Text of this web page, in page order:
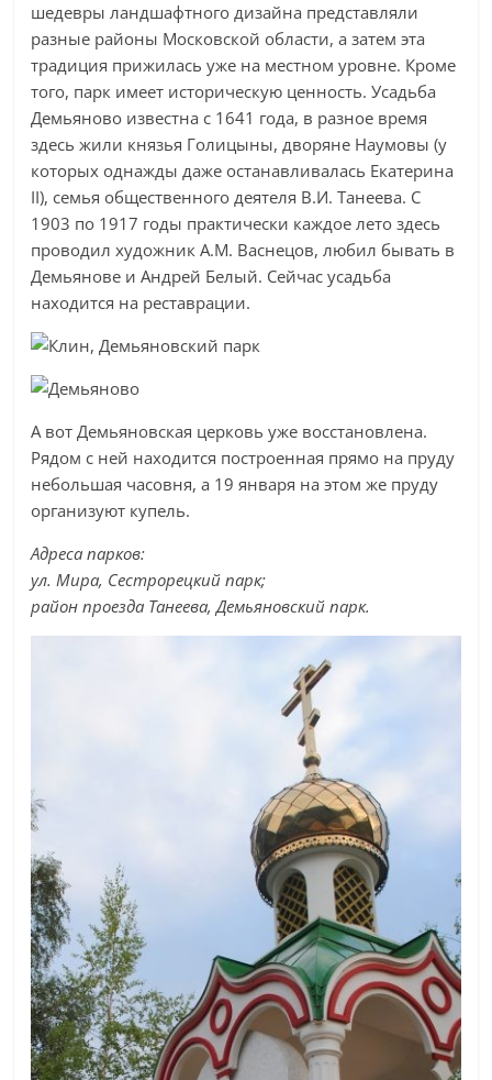
шедевры ландшафтного дизайна представляли
разные районы Московской области, а затем эта
традиция прижилась уже на местном уровне. Кроме
того, парк имеет историческую ценность. Усадьба
Демьяново известна с 1641 года, в разное время
здесь жили князья Голицыны, дворяне Наумовы (у
которых однажды даже останавливалась Екатерина
II), семья общественного деятеля В.И. Танеева. С
1903 по 1917 годы практически каждое лето здесь
проводил художник А.М. Васнецов, любил бывать в
Демьянове и Андрей Белый. Сейчас усадьба
находится на реставрации.
А вот Демьяновская церковь уже восстановлена.
Рядом с ней находится построенная прямо на пруду
небольшая часовня, а 19 января на этом же пруду
организуют купель.
Адреса парков:
ул. Мира, Сестрорецкий парк;
район проезда Танеева, Демьяновский парк.